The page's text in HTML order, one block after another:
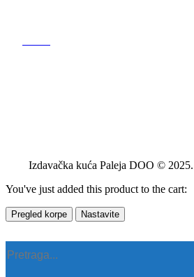
Izdavačka kuća Paleja DOO ©
You've just added this product to the cart:
Pregled korpe Nastavite